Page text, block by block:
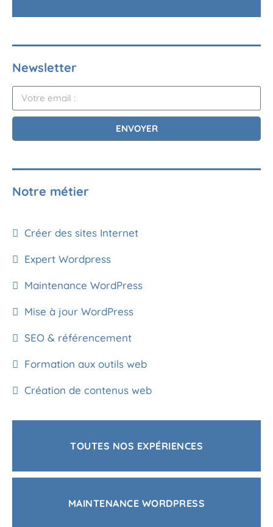
Newsletter
ENVOYER
Notre métier
Créer des sites Internet
Expert Wordpress
Maintenance WordPress
Mise à jour WordPress
SEO & référencement
Formation aux outils web
Création de contenus web
TOUTES NOS EXPÉRIENCES
MAINTENANCE WORDPRESS